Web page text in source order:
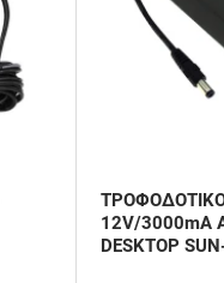
12V/3000mA
DESKTOP